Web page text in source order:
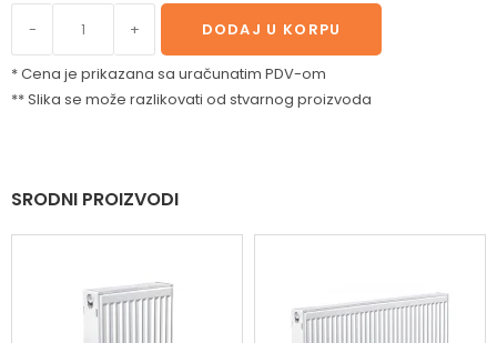
- + DODAJ U KORPU
* Cena je prikazana sa uračunatim PDV-om
** Slika se može razlikovati od stvarnog proizvoda
SRODNI PROIZVODI